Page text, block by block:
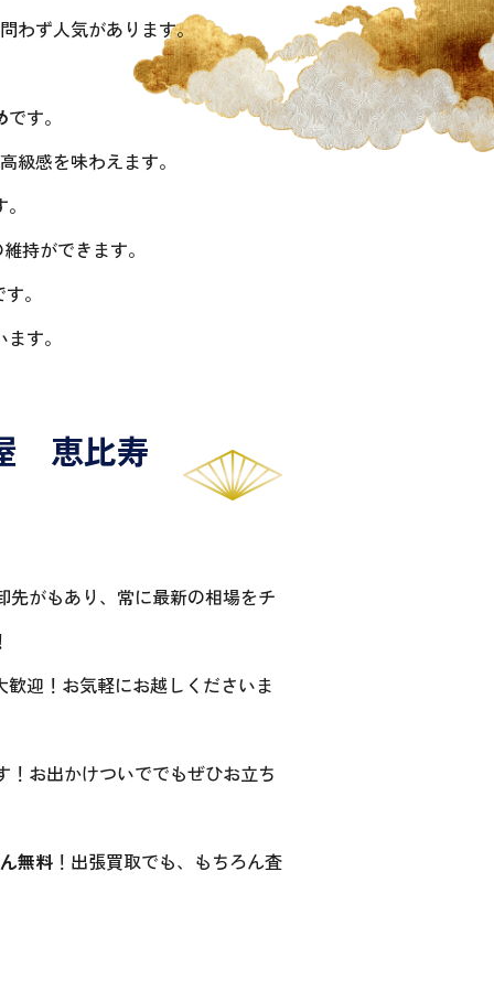
わず人気があります。
です。
級感を味わえます。
持ができます。
。
す。
恵比寿
がもあり、常に最新の相場をチ
迎！お気軽にお越しくださいま
お出かけついででもぜひお立ち
無料 ！出張買取でも、もちろん査